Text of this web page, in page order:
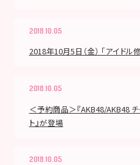
2018.10.05
2018年10月5日（金） 「アイドル
2018.10.05
＜予約商品＞『AKB48/AKB48
ト』が登場
2018.10.05